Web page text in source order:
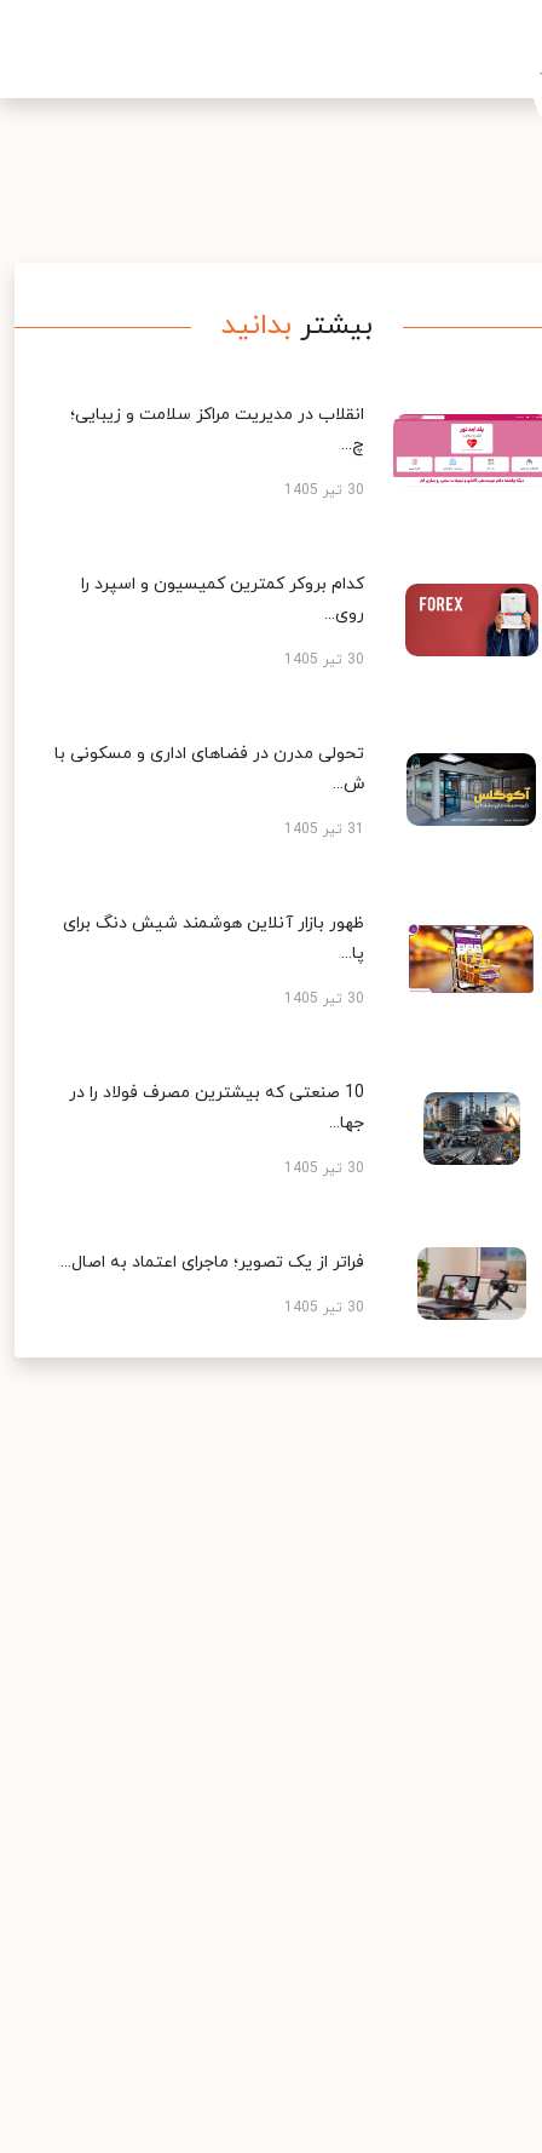
بیشتر بدانید
انقلاب در مدیریت مراکز سلامت و زیبایی؛
چ...
30 تیر 1405
کدام بروکر کمترین کمیسیون و اسپرد را
روی...
30 تیر 1405
تحولی مدرن در فضاهای اداری و مسکونی با
ش...
ظهور بازار آنلاین هوشمند شیش دنگ برای
پا...
30 تیر 1405
10 صنعتی که بیشترین مصرف فولاد را در
جها...
30 تیر 1405
فراتر از یک تصویر؛ ماجرای اعتماد به اصال...
30 تیر 1405